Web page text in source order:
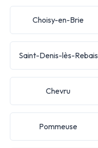
Choisy-en-Brie
Saint-Denis-lès-Rebais
Chevru
Pommeuse